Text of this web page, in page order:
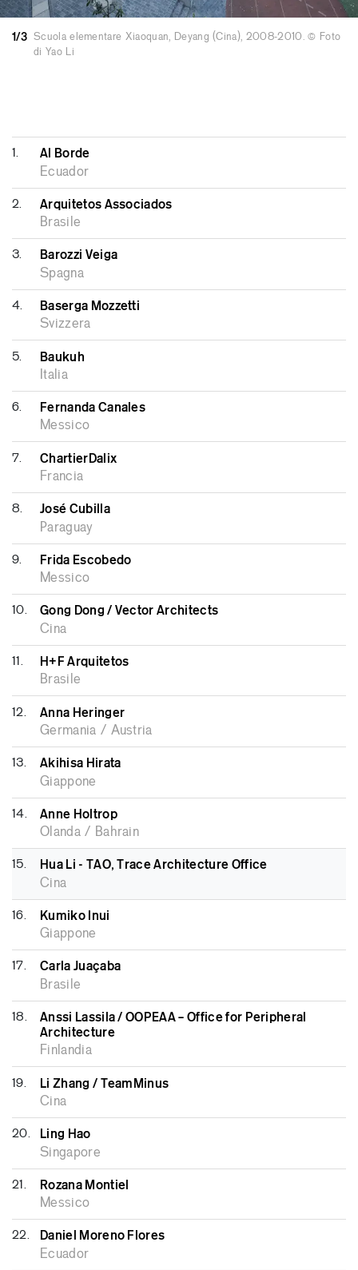
1/3 Scuola elementare Xiaoquan, Deyang (Cina), 2008-2010. © Foto
di Yao Li
1. Al Borde
Ecuador
2. Arquitetos Associados
Brasile
3. Barozzi Veiga
Spagna
4. Baserga Mozzetti
Svizzera
5. Baukuh
Italia
6. Fernanda Canales
Messico
7. ChartierDalix
Francia
8. José Cubilla
Paraguay
9. Frida Escobedo
Messico
10. Gong Dong / Vector Architects
Cina
11. H+F Arquitetos
Brasile
12. Anna Heringer
Germania / Austria
13. Akihisa Hirata
Giappone
14. Anne Holtrop
Olanda / Bahrain
15. Hua Li - TAO, Trace Architecture Office
Cina
16. Kumiko Inui
Giappone
17. Carla Juaçaba
Brasile
18.
Anssi Lassila / OOPEAA – Office for Peripheral
Architecture
Finlandia
19. Li Zhang / TeamMinus
Cina
20. Ling Hao
Singapore
21. Rozana Montiel
Messico
22. Daniel Moreno Flores
Ecuador